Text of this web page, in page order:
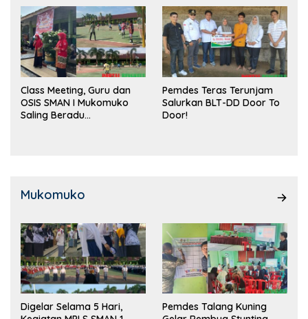
Class Meeting, Guru dan
OSIS SMAN I Mukomuko
Saling Beradu
Pemdes Teras Terunjam
Salurkan BLT-DD Door To
Door!
Mukomuko
Digelar Selama 5 Hari,
Pemdes Talang Kuning